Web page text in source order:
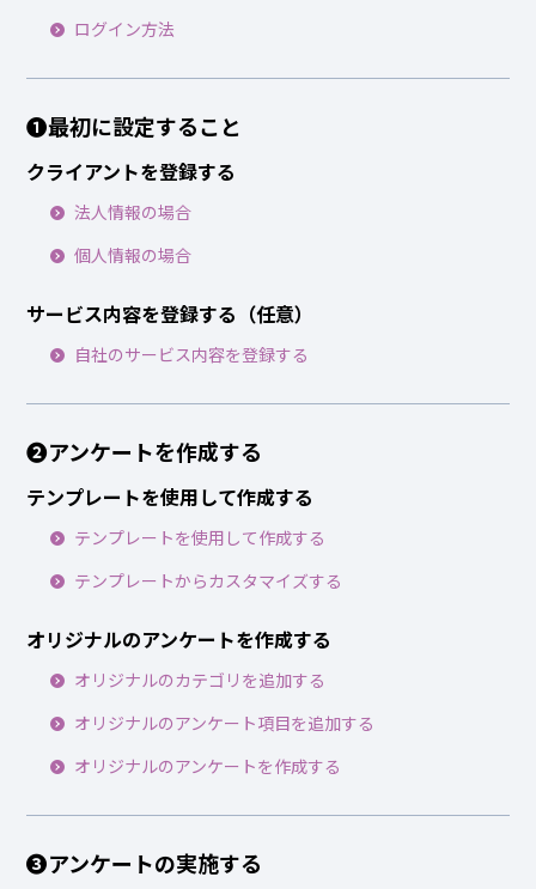
ログイン方法
❶最初に設定すること
クライアントを登録する
法人情報の場合
個人情報の場合
サービス内容を登録する（任意）
自社のサービス内容を登録する
❷アンケートを作成する
テンプレートを使用して作成する
テンプレートを使用して作成する
テンプレートからカスタマイズする
オリジナルのアンケートを作成する
オリジナルのカテゴリを追加する
オリジナルのアンケート項目を追加する
オリジナルのアンケートを作成する
❸アンケートの実施する